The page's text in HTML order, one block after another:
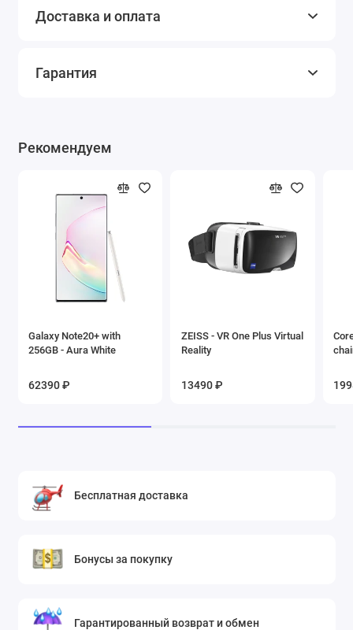
Доставка и оплата
Гарантия
Рекомендуем
Galaxy Note20+ with
256GB - Aura White
62390 ₽
ZEISS - VR One Plus Virtual
Reality
13490 ₽
Бесплатная доставка
Бонусы за покупку
Гарантированный возврат и обмен